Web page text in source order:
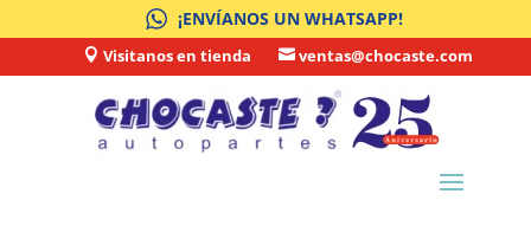
¡ENVÍANOS UN WHATSAPP!
 Visitanos en tienda  ventas@chocaste.com